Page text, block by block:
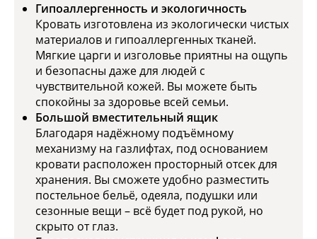
Гипоаллергенность и экологичность
Кровать изготовлена из экологически чистых
материалов и гипоаллергенных тканей.
Мягкие царги и изголовье приятны на ощупь
и безопасны даже для людей с
чувствительной кожей. Вы можете быть
спокойны за здоровье всей семьи.
Большой вместительный ящик
Благодаря надёжному подъёмному
механизму на газлифтах, под основанием
кровати расположен просторный отсек для
хранения. Вы сможете удобно разместить
постельное бельё, одеяла, подушки или
сезонные вещи – всё будет под рукой, но
скрыто от глаз.